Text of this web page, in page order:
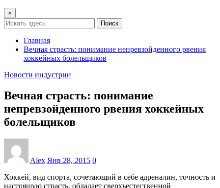
×
Поиск
Главная
Вечная страсть: понимание непревзойденного рвения
хоккейных болельщиков
Новости индустрии
Вечная страсть: понимание
непревзойденного рвения хоккейных
болельщиков
Alex Янв 28, 2015 0
Хоккей, вид спорта, сочетающий в себе адреналин, точность и
настоящую страсть, обладает сверхъестественной